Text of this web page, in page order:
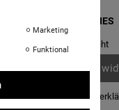
RECHTLICHES
Widerrufs­recht
Vertrag
Marketing
Funktional